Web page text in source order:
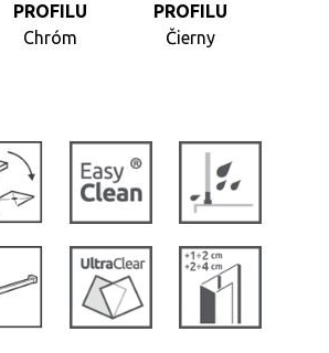
PROFILU
Chróm
PROFILU
Čierny